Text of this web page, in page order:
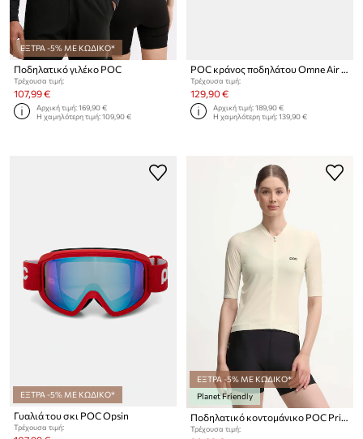
ΕΞΤΡΑ -5% ΜΕ ΚΩΔΙΚΟ*
Ποδηλατικό γιλέκο POC
Τρέχουσα τιμή:
107,99 €
Αρχική τιμή:169,90 €
Η χαμηλότερη τιμή:109,90 €
Τρέχουσα τιμή:
129,90 €
Αρχική τιμή:189,90 €
Η χαμηλότερη τιμή:139,90 €
ΕΞΤΡΑ -5% ΜΕ ΚΩΔΙΚΟ*
Γυαλιά του σκι POC Opsin
Τρέχουσα τιμή:
ΕΞΤΡΑ -5% ΜΕ ΚΩΔΙΚΟ*
Planet Friendly
Τρέχουσα τιμή: